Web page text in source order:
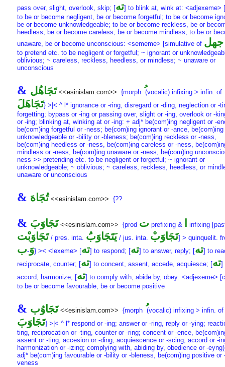
pass over, slight, overlook, skip; [ته] to blink at, wink at: <adjexeme>
to be or become negligent, be or become forgetful; to be or become
be or become unknowledgeable; to be or become reckless, be or
heedless, be or become careless, be or become mindless; to be or
unaware, be or become unconscious: <sememe> [simulative of جهل
to pretend etc. to be negligent or forgetful; ~ ignorant or
oblivious; ~ careless, reckless, heedless, or mindless; ~ unaware or
unconscious
& تَجَاهُل <<esinislam.com>> {morph (vocalic) infixing > infin. of
تَجَاهَلَ} >|< ^ l* ignorance or -ring, disregard or -ding, neglection or -
forgetting; bypass or -ing or passing over, slight or -ing, overlook or -
or -ing; blinking at, winking at or -ing: + adj* be(com)ing negligent or -
be(com)ing forgetful or -ness; be(com)ing ignorant or -ance, be(com)ing
unknowledgeable or -bility or -bleness; be(com)ing reckless or -ness,
be(com)ing heedless or -ness, be(com)ing careless or -ness,
mindless or -ness; be(com)ing unaware or -ness, be(com)ing
ness >> pretending etc. to be negligent or forgetful; ~ ignorant or
unknowledgeable; ~ oblivious; ~ careless, reckless, heedless, or
unaware or unconscious
& تُجَاهَ <<esinislam.com>> {??
& تَجَاوَبَ <<esinislam.com>> {prod ت prefixing & infixing
تَجَاوَبْت/ pres. inta. يَتَجَاوَبَُ / jus. inta. تَجَاوَبْ] > quinquelit.
وَ-ب } >< <lexeme> [ته] to respond; [ته] to answer, reply; [ته] to
reciprocate, counter; [ته] to concent, assent, accede, acquiesce; [ته]
accord, harmonize; [ته] to comply with, abide by, obey: <adjexeme>
to be or become favourable, be or become positive
& تَجَاوُب <<esinislam.com>> {morph (vocalic) infixing > infin. of
تَجَاوَبَ} >|< ^ l* respond or -ing; answer or -ring, reply or -ying;
ting, reciprocation or -ting, counter or -ring; concent or -ence,
assent or -ting, accesion or -ding, acquiescence or -scing; accord or -
harmonization or -izing; complying with, abiding by, obedience or -
adj* be(com)ing favourable or -bility or -bleness, be(com)ing positive or
veness